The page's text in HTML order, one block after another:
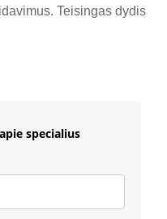
Teisingas dydis
specialius